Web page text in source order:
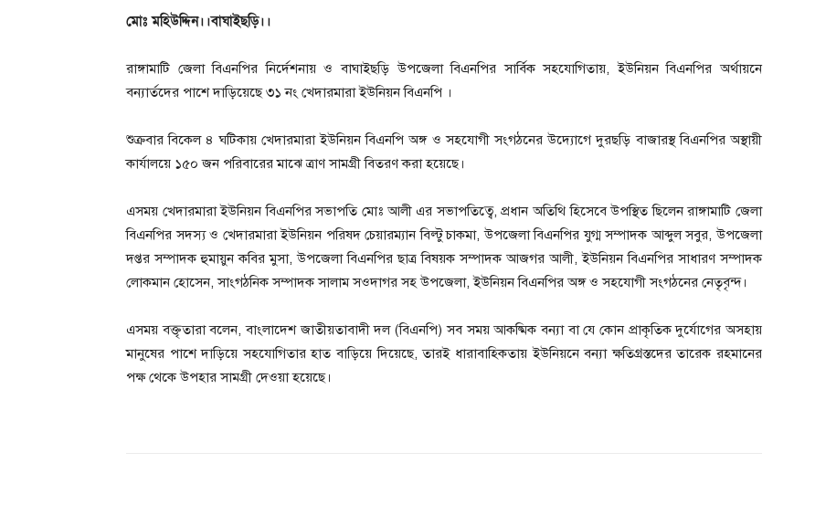
মোঃ মহিউদ্দিন।।বাঘাইছড়ি।।
রাঙ্গামাটি জেলা বিএনপির নির্দেশনায় ও বাঘাইছড়ি উপজেলা বিএনপির সার্বিক সহযোগিতায়, ইউনিয়ন বিএনপির অর্থায়নে
বন্যার্তদের পাশে দাড়িয়েছে ৩১ নং খেদারমারা ইউনিয়ন বিএনপি ।
শুক্রবার বিকেল ৪ ঘটিকায় খেদারমারা ইউনিয়ন বিএনপি অঙ্গ ও সহযোগী সংগঠনের উদ্যোগে দুরছড়ি বাজারস্থ বিএনপির অস্থায়ী
কার্যালয়ে ১৫০ জন পরিবারের মাঝে ত্রাণ সামগ্রী বিতরণ করা হয়েছে।
এসময় খেদারমারা ইউনিয়ন বিএনপির সভাপতি মোঃ আলী এর সভাপতিত্বে, প্রধান অতিথি হিসেবে উপস্থিত ছিলেন রাঙ্গামাটি জেলা
বিএনপির সদস্য ও খেদারমারা ইউনিয়ন পরিষদ চেয়ারম্যান বিল্টু চাকমা, উপজেলা বিএনপির যুগ্ম সম্পাদক আব্দুল সবুর, উপজেলা
দপ্তর সম্পাদক হুমায়ুন কবির মুসা, উপজেলা বিএনপির ছাত্র বিষয়ক সম্পাদক আজগর আলী, ইউনিয়ন বিএনপির সাধারণ সম্পাদক
লোকমান হোসেন, সাংগঠনিক সম্পাদক সালাম সওদাগর সহ উপজেলা, ইউনিয়ন বিএনপির অঙ্গ ও সহযোগী সংগঠনের নেতৃবৃন্দ।
এসময় বক্তৃতারা বলেন, বাংলাদেশ জাতীয়তাবাদী দল (বিএনপি) সব সময় আকষ্মিক বন্যা বা যে কোন প্রাকৃতিক দুর্যোগের অসহায়
মানুষের পাশে দাড়িয়ে সহযোগিতার হাত বাড়িয়ে দিয়েছে, তারই ধারাবাহিকতায় ইউনিয়নে বন্যা ক্ষতিগ্রস্তদের তারেক রহমানের
পক্ষ থেকে উপহার সামগ্রী দেওয়া হয়েছে।